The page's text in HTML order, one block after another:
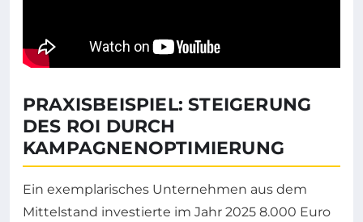
PRAXISBEISPIEL: STEIGERUNG
DES ROI DURCH
KAMPAGNENOPTIMIERUNG
Ein exemplarisches Unternehmen aus dem
Mittelstand investierte im Jahr 2025 8.000 Euro